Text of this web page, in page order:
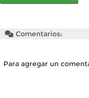
Comentarios:
Para agregar un